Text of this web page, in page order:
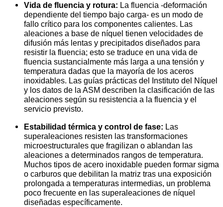
Vida de fluencia y rotura: La fluencia -deformación
dependiente del tiempo bajo carga- es un modo de
fallo crítico para los componentes calientes. Las
aleaciones a base de níquel tienen velocidades de
difusión más lentas y precipitados diseñados para
resistir la fluencia; esto se traduce en una vida de
fluencia sustancialmente más larga a una tensión y
temperatura dadas que la mayoría de los aceros
inoxidables. Las guías prácticas del Instituto del Níquel
y los datos de la ASM describen la clasificación de las
aleaciones según su resistencia a la fluencia y el
servicio previsto.
Estabilidad térmica y control de fase: Las
superaleaciones resisten las transformaciones
microestructurales que fragilizan o ablandan las
aleaciones a determinados rangos de temperatura.
Muchos tipos de acero inoxidable pueden formar sigma
o carburos que debilitan la matriz tras una exposición
prolongada a temperaturas intermedias, un problema
poco frecuente en las superaleaciones de níquel
diseñadas específicamente.